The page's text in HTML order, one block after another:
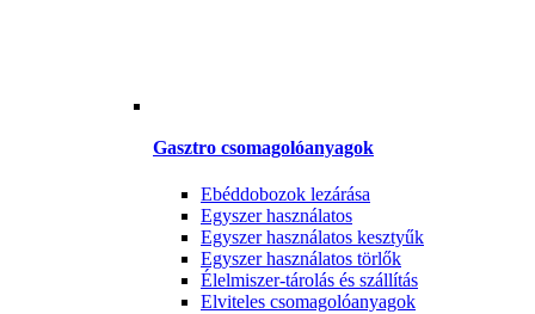
Gasztro csomagolóanyagok
Ebéddobozok lezárása
Egyszer használatos
Egyszer használatos kesztyűk
Egyszer használatos törlők
Élelmiszer-tárolás és szállítás
Elviteles csomagolóanyagok